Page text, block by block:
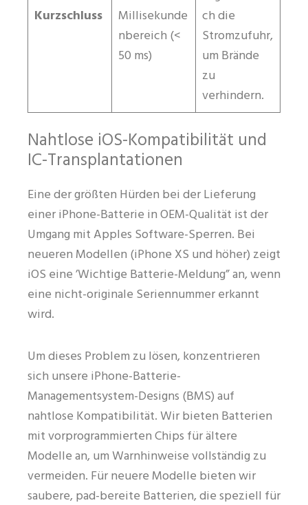
Kurzschluss
Millisekunde
nbereich (<
50 ms)
ch die
Stromzufuhr,
um Brände
zu
verhindern.
Nahtlose iOS-Kompatibilität und
IC-Transplantationen
Eine der größten Hürden bei der Lieferung
einer iPhone-Batterie in OEM-Qualität ist der
Umgang mit Apples Software-Sperren. Bei
neueren Modellen (iPhone XS und höher) zeigt
iOS eine ’Wichtige Batterie-Meldung” an, wenn
eine nicht-originale Seriennummer erkannt
wird.
Um dieses Problem zu lösen, konzentrieren
sich unsere iPhone-Batterie-
Managementsystem-Designs (BMS) auf
nahtlose Kompatibilität. Wir bieten Batterien
mit vorprogrammierten Chips für ältere
Modelle an, um Warnhinweise vollständig zu
vermeiden. Für neuere Modelle bieten wir
saubere, pad-bereite Batterien, die speziell für